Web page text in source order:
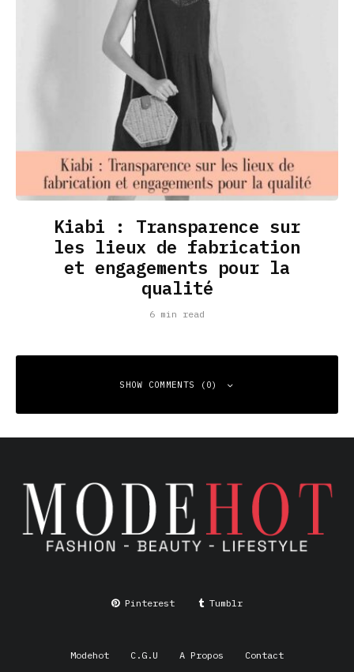
Kiabi : Transparence sur
les lieux de fabrication
et engagements pour la
qualité
6 min read
SHOW COMMENTS (0)
Your email address will not be published.
Required fields
are marked*
Comment*
Pinterest Tumblr
Modehot C.G.U A Propos Contact